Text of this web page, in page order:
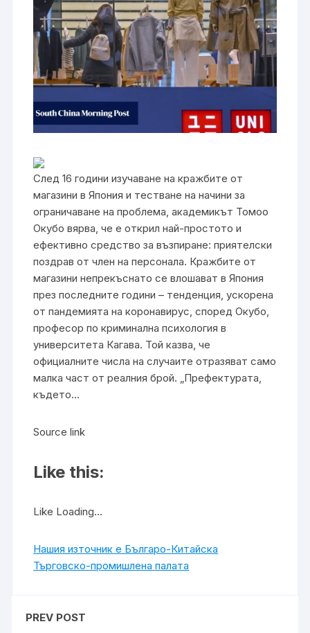
След 16 години изучаване на кражбите от
магазини в Япония и тестване на начини за
ограничаване на проблема, академикът Томоо
Окубо вярва, че е открил най-простото и
ефективно средство за възпиране: приятелски
поздрав от член на персонала. Кражбите от
магазини непрекъснато се влошават в Япония
през последните години – тенденция, ускорена
от пандемията на коронавирус, според Окубо,
професор по криминална психология в
университета Кагава. Той казва, че
официалните числа на случаите отразяват само
малка част от реалния брой. „Префектурата,
където…
Source link
Like this:
Like Loading…
Нашия източник е Българо-Китайска
Търговско-промишлена палaта
PREV POST